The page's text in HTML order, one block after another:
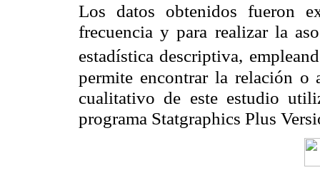
Los datos obtenidos fueron
frecuencia y para realizar la
estadística descriptiva,
permite encontrar la relación o
cualitativo de este estudio
programa Statgraphics Plus